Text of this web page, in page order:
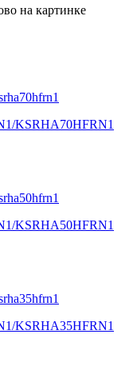
на картинке
KSRHA70HFRN1
KSRHA50HFRN1
KSRHA35HFRN1